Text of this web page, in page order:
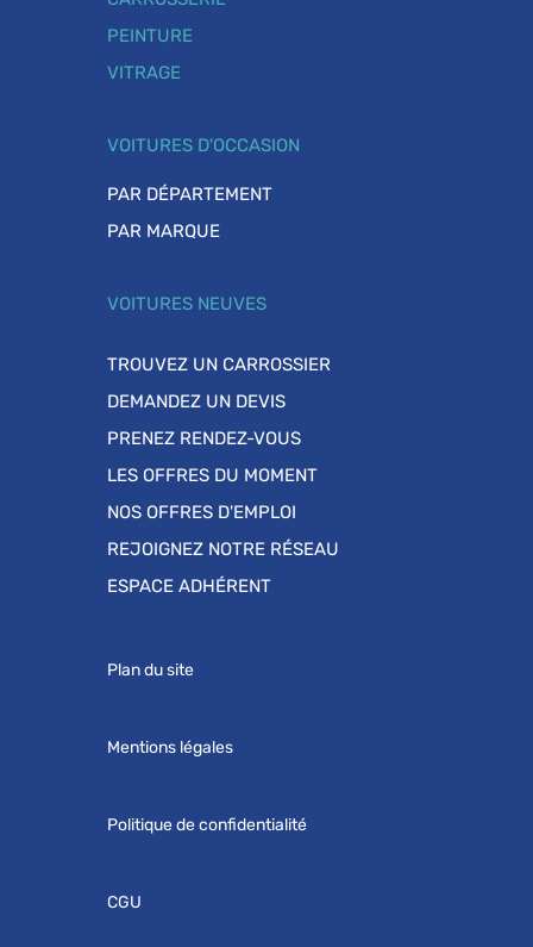
PEINTURE
VITRAGE
VOITURES D'OCCASION
PAR DÉPARTEMENT
PAR MARQUE
VOITURES NEUVES
TROUVEZ UN CARROSSIER
DEMANDEZ UN DEVIS
PRENEZ RENDEZ-VOUS
LES OFFRES DU MOMENT
NOS OFFRES D'EMPLOI
REJOIGNEZ NOTRE RÉSEAU
ESPACE ADHÉRENT
Plan du site
Mentions légales
Politique de confidentialité
CGU